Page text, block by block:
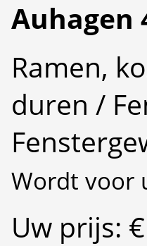
Auhagen
Ramen,
duren /
Wordt voor
Uw prijs: